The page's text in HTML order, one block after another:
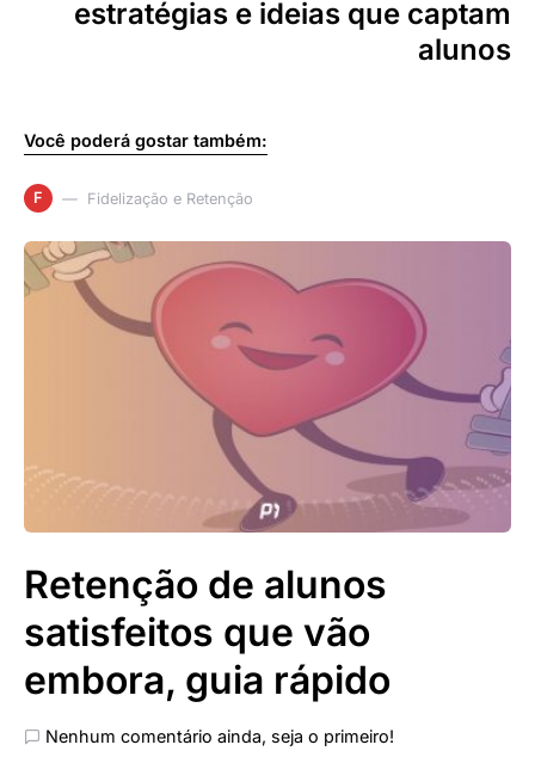
estratégias e ideias que captam
alunos
Você poderá gostar também:
F Fidelização e Retenção
Retenção de alunos
satisfeitos que vão
embora, guia rápido
Nenhum comentário ainda, seja o primeiro!